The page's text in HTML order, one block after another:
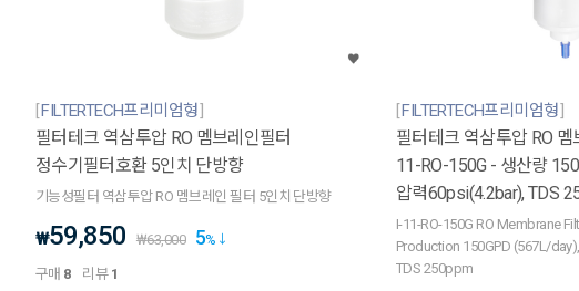
FILTERTECH프리미엄형
필터테크 역삼투압 RO 멤브레인필터
정수기필터호환 5인치 단방향
기능성필터 역삼투압 RO 멤브레인 필터 5인치 단방향
₩59,850 ₩63,000 5%
구매 8 리뷰 1
FILTERTECH프리미엄형
필터테크 역삼투압 RO
11-RO-150G - 생산량
압력60psi(4.2bar), TDS
I-11-RO-150G RO Membrane
Production 150GPD (567L/
TDS 250ppm